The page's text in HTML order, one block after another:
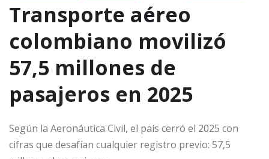
Transporte aéreo
colombiano movilizó
57,5 millones de
pasajeros en 2025
Según la Aeronáutica Civil, el país cerró el 2025 con
cifras que desafían cualquier registro previo: 57,5